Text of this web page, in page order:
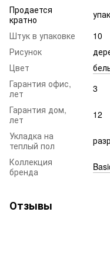
Продается
кратно
Штук в упаковке
10
Рисунок
Цвет
Гарантия офис,
лет
3
Гарантия дом,
лет
12
Укладка на
теплый пол
Коллекция
бренда
Отзывы